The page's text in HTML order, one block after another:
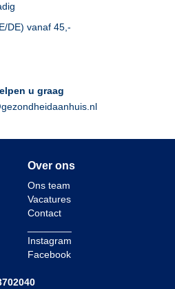
DE) vanaf 45,-
u graag
Over ons
Ons team
Vacatures
Contact
Instagram
Facebook